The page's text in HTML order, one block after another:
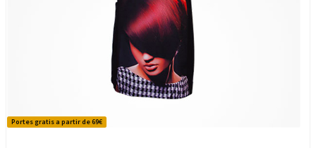
Portes gratis a partir de 69€